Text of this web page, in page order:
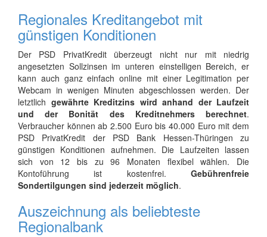
Regionales Kreditangebot mit
günstigen Konditionen
Der PSD PrivatKredit überzeugt nicht nur mit niedrig
angesetzten Sollzinsen im unteren einstelligen Bereich, er
kann auch ganz einfach online mit einer Legitimation per
Webcam in wenigen Minuten abgeschlossen werden. Der
letztlich gewährte Kreditzins wird anhand der Laufzeit
und der Bonität des Kreditnehmers berechnet.
Verbraucher können ab 2.500 Euro bis 40.000 Euro mit dem
PSD PrivatKredit der PSD Bank Hessen-Thüringen zu
günstigen Konditionen aufnehmen. Die Laufzeiten lassen
sich von 12 bis zu 96 Monaten flexibel wählen. Die
Kontoführung ist kostenfrei. Gebührenfreie
Sondertilgungen sind jederzeit möglich.
Auszeichnung als beliebteste
Regionalbank